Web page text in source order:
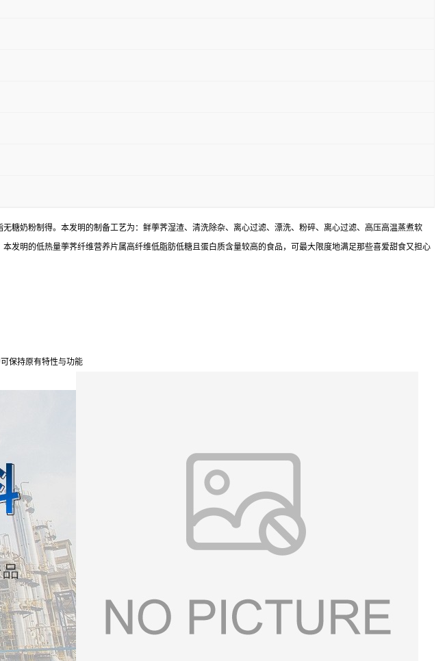
糖奶粉制得。本发明的制备工艺为：鲜荸荠湿渣、清洗除杂、离心过滤、漂洗、粉碎、离心过滤、高压高温蒸煮软
明的低热量荸荠纤维营养片属高纤维低脂肪低糖且蛋白质含量较高的食品，可最大限度地满足那些喜爱甜食又担心
保持原有特性与功能